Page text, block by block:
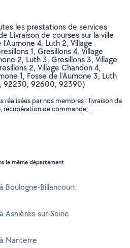
les prestations de services
Livraison de courses sur la ville
4, Luth 2, Village
1, Gresillons 4, Village
2, Luth 3, Gresillons 3, Village
2, Village Chandon 4,
1, Fosse de l'Aumone 3, Luth
92230, 92600, 92390)
réalisées par nos membres : livraison de
récupération de commande, ..
le même département
Boulogne-Billancourt
Asnières-sur-Seine
Nanterre